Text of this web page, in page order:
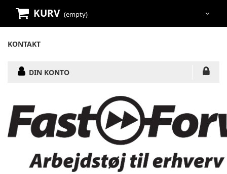
KURV (empty)
KONTAKT
DIN KONTO